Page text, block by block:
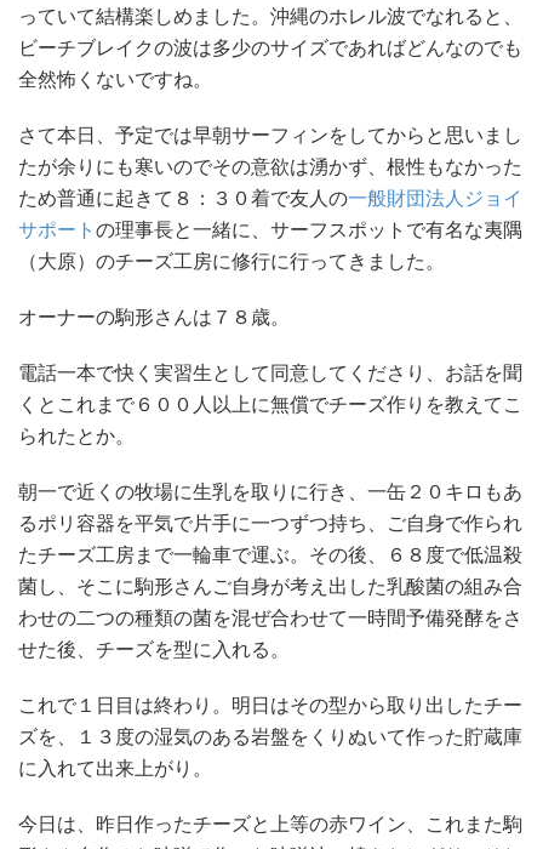
っていて結構楽しめました。沖縄のホレル波でなれると、
ビーチブレイクの波は多少のサイズであればどんなのでも
全然怖くないですね。
さて本日、予定では早朝サーフィンをしてからと思いまし
たが余りにも寒いのでその意欲は湧かず、根性もなかった
ため普通に起きて８：３０着で友人の一般財団法人ジョイ
サポートの理事長と一緒に、サーフスポットで有名な夷隅
（大原）のチーズ工房に修行に行ってきました。
オーナーの駒形さんは７８歳。
電話一本で快く実習生として同意してくださり、お話を聞
くとこれまで６００人以上に無償でチーズ作りを教えてこ
られたとか。
朝一で近くの牧場に生乳を取りに行き、一缶２０キロもあ
るポリ容器を平気で片手に一つずつ持ち、ご自身で作られ
たチーズ工房まで一輪車で運ぶ。その後、６８度で低温殺
菌し、そこに駒形さんご自身が考え出した乳酸菌の組み合
わせの二つの種類の菌を混ぜ合わせて一時間予備発酵をさ
せた後、チーズを型に入れる。
これで１日目は終わり。明日はその型から取り出したチー
ズを、１３度の湿気のある岩盤をくりぬいて作った貯蔵庫
に入れて出来上がり。
今日は、昨日作ったチーズと上等の赤ワイン、これまた駒